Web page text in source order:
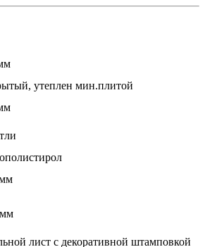
утеплен мин.плитой
лист c декоративной штамповкой